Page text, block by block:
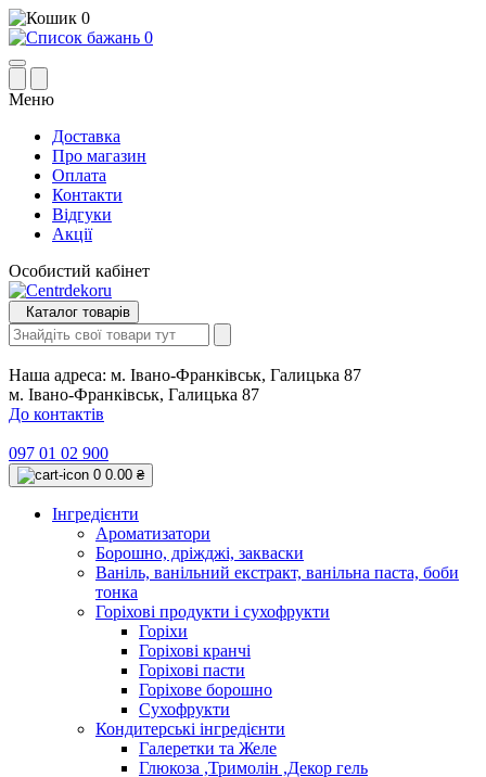
0
0
Меню
Доставка
Про магазин
Оплата
Контакти
Відгуки
Акції
Особистий кабінет
Каталог товарів
Наша адреса: м. Івано-Франківськ, Галицька 87
м. Івано-Франківськ, Галицька 87
До контактів
097 01 02 900
0 0.00 ₴
Інгредієнти
Ароматизатори
Борошно, дріжджі, закваски
Ваніль, ванільний екстракт, ванільна паста, боби
тонка
Горіхові продукти і сухофрукти
Горіхи
Горіхові кранчі
Горіхові пасти
Горіхове борошно
Сухофрукти
Кондитерські інгредієнти
Галеретки та Желе
Глюкоза ,Тримолін ,Декор гель